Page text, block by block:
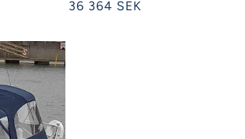
Ordinarie
36 364 SEK